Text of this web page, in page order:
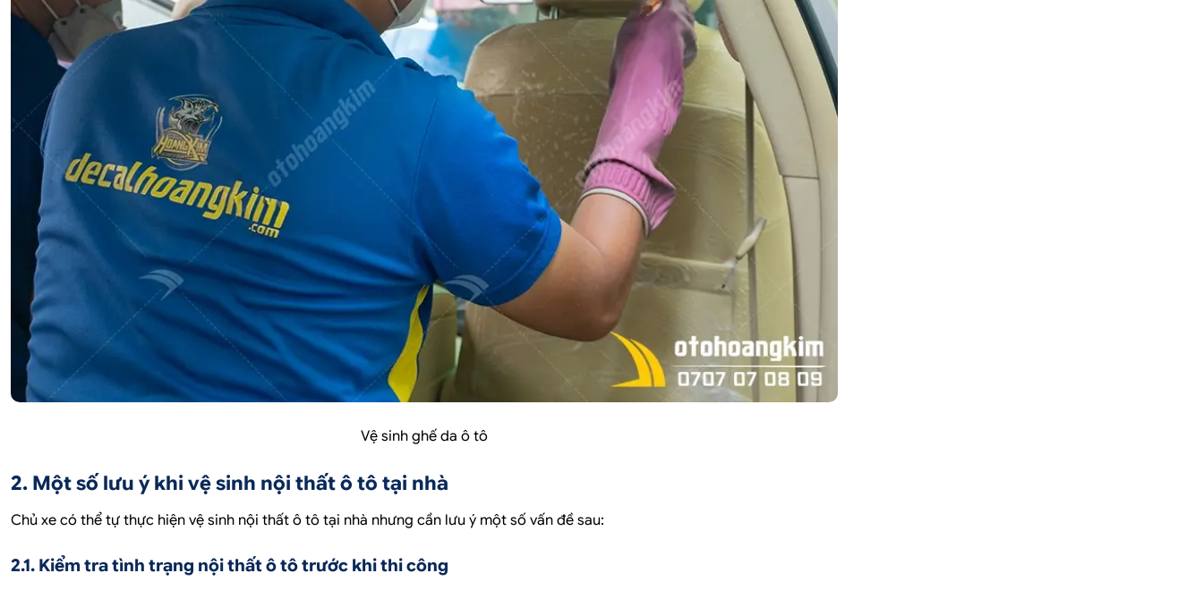
Vệ sinh ghế da ô tô
2. Một số lưu ý khi vệ sinh nội thất ô tô tại nhà
Chủ xe có thể tự thực hiện vệ sinh nội thất ô tô tại nhà nhưng cần lưu ý một số vấn đề sau:
2.1. Kiểm tra tình trạng nội thất ô tô trước khi thi công